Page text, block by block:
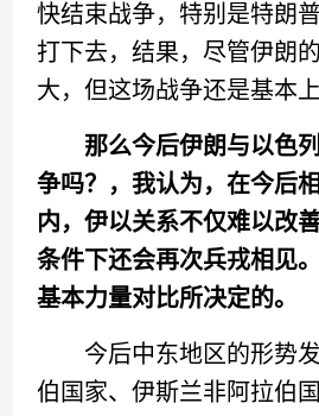
快结束战争，特别是特朗
打下去，结果，尽管伊朗
大，但这场战争还是基本
那么今后伊朗与以色
争吗？，我认为，在今后
内，伊以关系不仅难以改
条件下还会再次兵戎相见
基本力量对比所决定的。
今后中东地区的形势发
伯国家、伊斯兰非阿拉伯